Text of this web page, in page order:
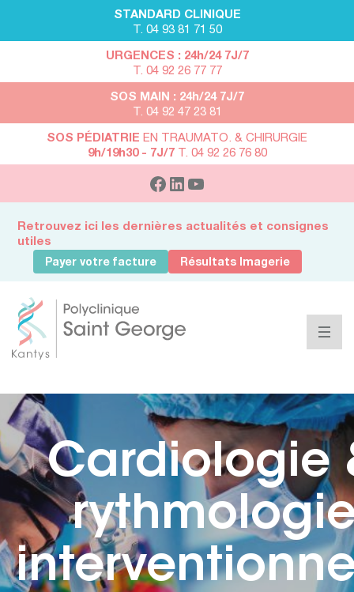
STANDARD CLINIQUE
T. 04 93 81 71 50
URGENCES : 24h/24 7J/7
T. 04 92 26 77 77
SOS MAIN : 24h/24 7J/7
T. 04 92 47 23 81
SOS PÉDIATRIE EN TRAUMATO. & CHIRURGIE
9h/19h30 - 7J/7T. 04 92 26 76 80
Retrouvez ici les dernières actualités et consignes
utiles
Payer votre facture Résultats Imagerie
Cardiologie